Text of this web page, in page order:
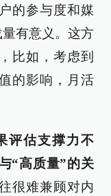
的参与度和媒
有意义。这方
比如，考虑到
的影响，月活
评估支撑力不
“高质量”的关
很难兼顾对内